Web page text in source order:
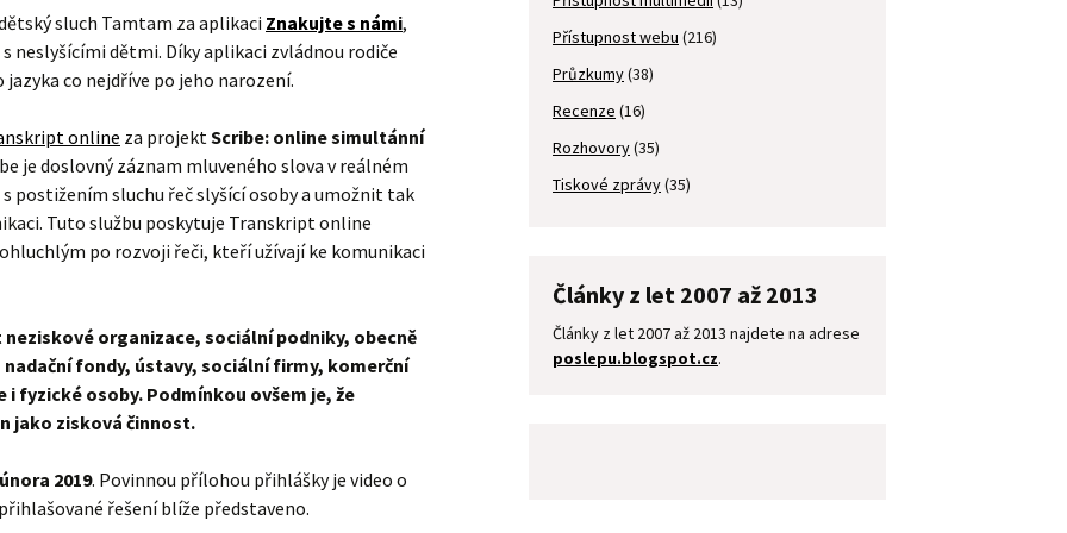
sluch Tamtam za aplikaci Znakujte s námi,
neslyšícími dětmi. Díky aplikaci zvládnou rodiče
co nejdříve po jeho narození.
online za projektScribe: online simultánní
je doslovný záznam mluveného slova v reálném
postižením sluchu řeč slyšící osoby a umožnit tak
Tuto službu poskytuje Transkript online
po rozvoji řeči, kteří užívají ke komunikaci
organizace, sociální podniky, obecně
fondy, ústavy, sociální firmy, komerční
fyzické osoby. Podmínkou ovšem je, že
jako zisková činnost.
2019. Povinnou přílohou přihlášky je video o
řešení blíže představeno.
Přístupnost webu (216)
Průzkumy(38)
Recenze (16)
Rozhovory(35)
Tiskové zprávy(35)
Články z let 2007 až 2013
Články z let 2007 až 2013 najdete na adrese
poslepu.blogspot.cz.